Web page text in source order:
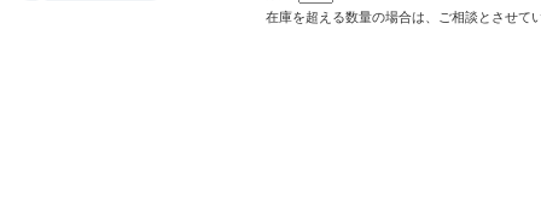
在庫を超える数量の場合は、ご相談とさせて